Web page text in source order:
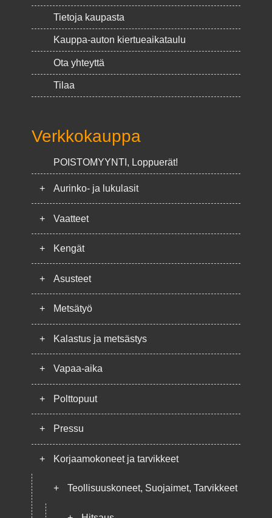
Tietoja kaupasta
Kauppa-auton kiertueaikataulu
Ota yhteyttä
Tilaa
Verkkokauppa
POISTOMYYNTI, Loppuerät!
+ Aurinko- ja lukulasit
+ Vaatteet
+ Kengät
+ Asusteet
+ Metsätyö
+ Kalastus ja metsästys
+ Vapaa-aika
+ Polttopuut
+ Pressu
+ Korjaamokoneet ja tarvikkeet
+ Teollisuuskoneet, Suojaimet, Tarvikkeet